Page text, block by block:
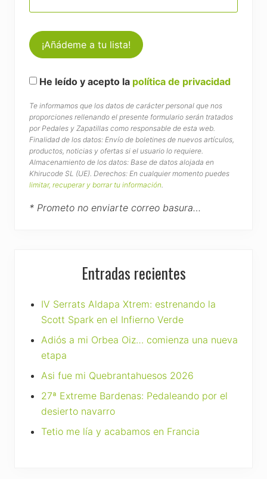
He leído y acepto la política de privacidad
Te informamos que los datos de carácter personal que nos
proporciones rellenando el presente formulario serán tratados
por Pedales y Zapatillas como responsable de esta web.
Finalidad de los datos: Envío de boletines de nuevos artículos,
productos, noticias y ofertas si el usuario lo requiere.
Almacenamiento de los datos: Base de datos alojada en
Khirucode SL (UE). Derechos: En cualquier momento puedes
limitar, recuperar y borrar tu información.
* Prometo no enviarte correo basura…
Entradas recientes
IV Serrats Aldapa Xtrem: estrenando la
Scott Spark en el Infierno Verde
Adiós a mi Orbea Oiz… comienza una nueva
etapa
Asi fue mi Quebrantahuesos 2026
27ª Extreme Bardenas: Pedaleando por el
desierto navarro
Tetio me lía y acabamos en Francia